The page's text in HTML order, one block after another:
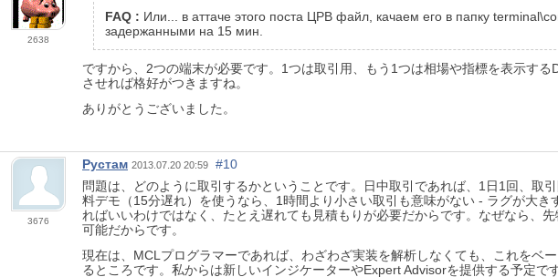
2638
FAQ : Или... в аттаче этого поста ЦРВ файл, качаем его в папку
задержанными на 15 мин.
ですから、2つの端末が必要です。1つは取引用、もう1つは相場や指標を表示す
させれば格好がつきますね。
ありがとうございました。
3676
Рустам 2013.07.20 20:59
#10
問題は、どのように取引するかということです。日中取引であれば、1日1回、取引
料デモ（15分遅れ）を使うなら、1時間より小さい取引も意味がない - ラグが大
ればいいわけではなく、たとえ遅れても見積もりが必要だからです。なぜなら、
可能だからです。
現在は、MCLプログラマーであれば、わざわざ実装を解析しなくても、これをベ
るところです。私からは新しいインジケーターやExpert Advisorを提供する予定です